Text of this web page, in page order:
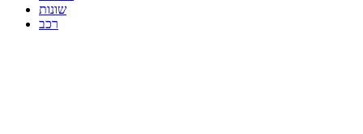
שונות
רכב